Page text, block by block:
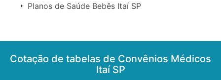
Planos de Saúde Bebês Itaí SP
Cotação de tabelas de Convênios Médicos
Itaí SP